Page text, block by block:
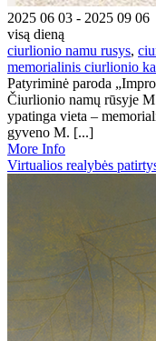
2025 06 03 - 2025 09 06
visą dieną
ciurlionio namu rusys,
memorialinis ciurlionio
Patyriminė paroda
Čiurlionio namų rūsyje
ypatinga vieta –
gyveno M. [...]
More Info
Virtualios realybės